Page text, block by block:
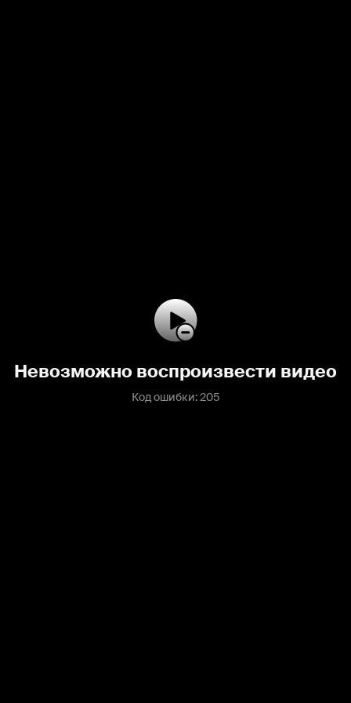
Невозможно воспроизвести видео
Код ошибки: 205